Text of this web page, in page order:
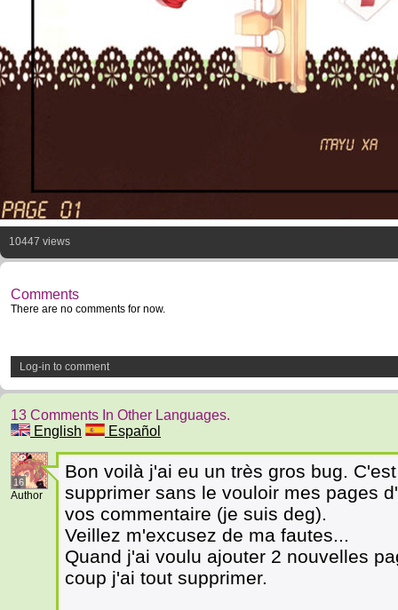
10447 views
Comments
There are no comments for now.
Log-in to comment
13 Comments In Other Languages.
English
Español
16
Author
Bon voilà j'ai eu un très gros bug.
supprimer sans le vouloir mes pages
vos commentaire (je suis deg).
Veillez m'excusez de ma fautes...
Quand j'ai voulu ajouter 2 nouvelles
coup j'ai tout supprimer.